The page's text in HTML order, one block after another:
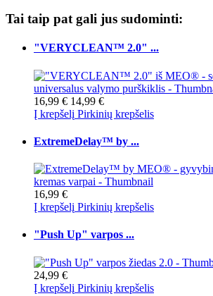
Tai taip pat gali jus sudominti:
"VERYCLEAN™ 2.0" ...
16,99 € 14,99 €
Į krepšelį Pirkinių krepšelis
ExtremeDelay™ by ...
16,99 €
Į krepšelį Pirkinių krepšelis
"Push Up" varpos ...
24,99 €
Į krepšelį Pirkinių krepšelis